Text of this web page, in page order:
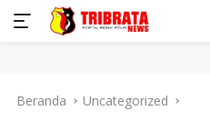
Beranda Uncategorized